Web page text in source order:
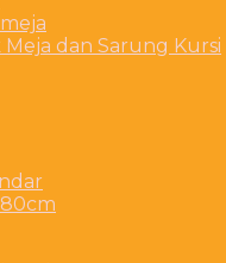
Meja dan Sarung Kursi